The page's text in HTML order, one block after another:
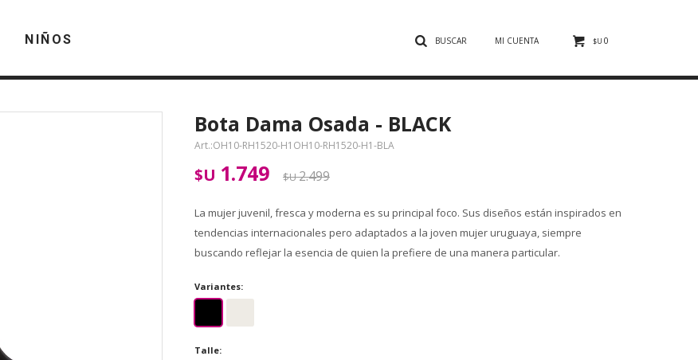
NIÑOS $U 0
Bota Dama Osada - BLACK
OH10-RH1520-H1OH10-RH1520-H1-BLA
$U 1.749 $U2.499
La mujer juvenil, fresca y moderna es su principal foco. Sus diseños están inspirados en
tendencias internacionales pero adaptados a la joven mujer uruguaya, siempre
buscando reflejar la esencia de quien la prefiere de una manera particular.
Variantes:
Talle: